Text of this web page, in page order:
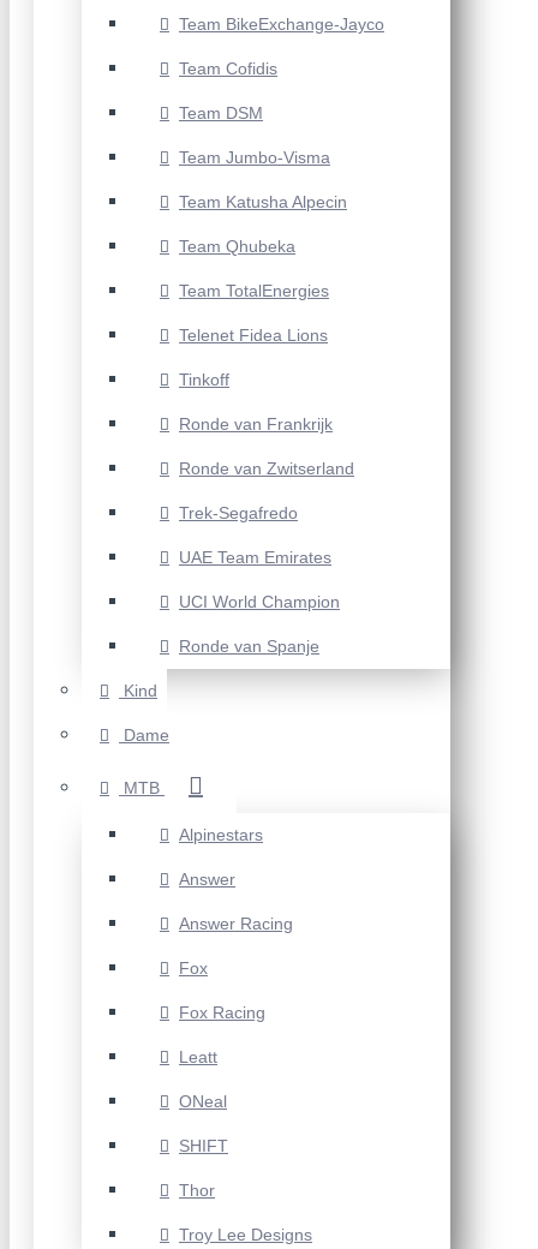
Team BikeExchange-Jayco
Team Cofidis
Team DSM
Team Jumbo-Visma
Team Katusha Alpecin
Team Qhubeka
Team TotalEnergies
Telenet Fidea Lions
Tinkoff
Ronde van Frankrijk
Ronde van Zwitserland
Trek-Segafredo
UAE Team Emirates
UCI World Champion
Ronde van Spanje
Kind
Dame
MTB
Alpinestars
Answer
Answer Racing
Fox
Fox Racing
Leatt
ONeal
SHIFT
Thor
Troy Lee Designs